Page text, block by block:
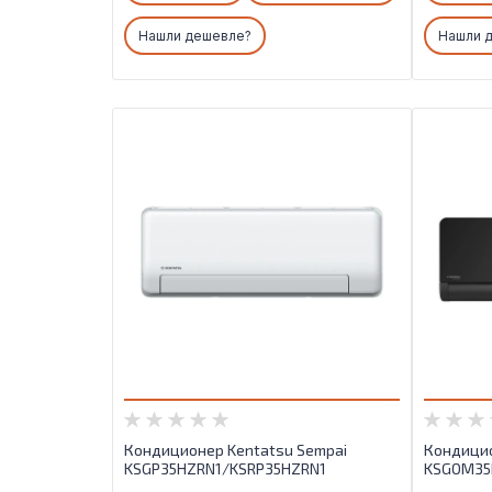
Основные режимы работы:
Охлаждение / нагрев
Нашли дешевле? Нашли
Кондиционер Kentatsu Sempai
KSGP35HZRN1/KSRP35HZRN1